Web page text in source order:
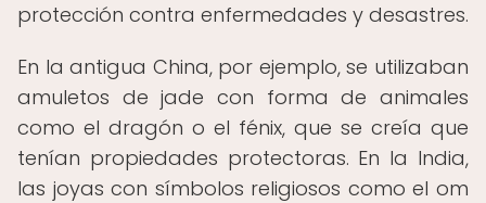
protección contra enfermedades y desastres.
En la antigua China, por ejemplo, se utilizaban
amuletos de jade con forma de animales
como el dragón o el fénix, que se creía que
tenían propiedades protectoras. En la India,
las joyas con símbolos religiosos como el om